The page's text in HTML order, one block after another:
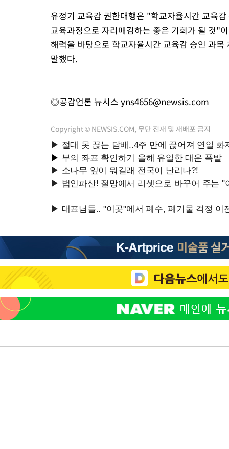
유정기 교육감 권한대행은 "학교자율시간 교육
교육과정으로 자리매김하는 좋은 기회가 될 것"
해력을 바탕으로 학교자율시간 교육감 승인 과
말했다.
◎공감언론 뉴시스 yns4656@newsis.com
Copyright © NEWSIS.COM, 무단 전재 및 재배포 금지